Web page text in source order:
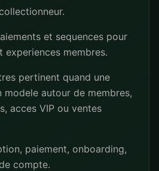
et sequences pour
experiences membres.
pertinent quand une
autour de membres,
acces VIP ou ventes
paiement, onboarding,
compte.